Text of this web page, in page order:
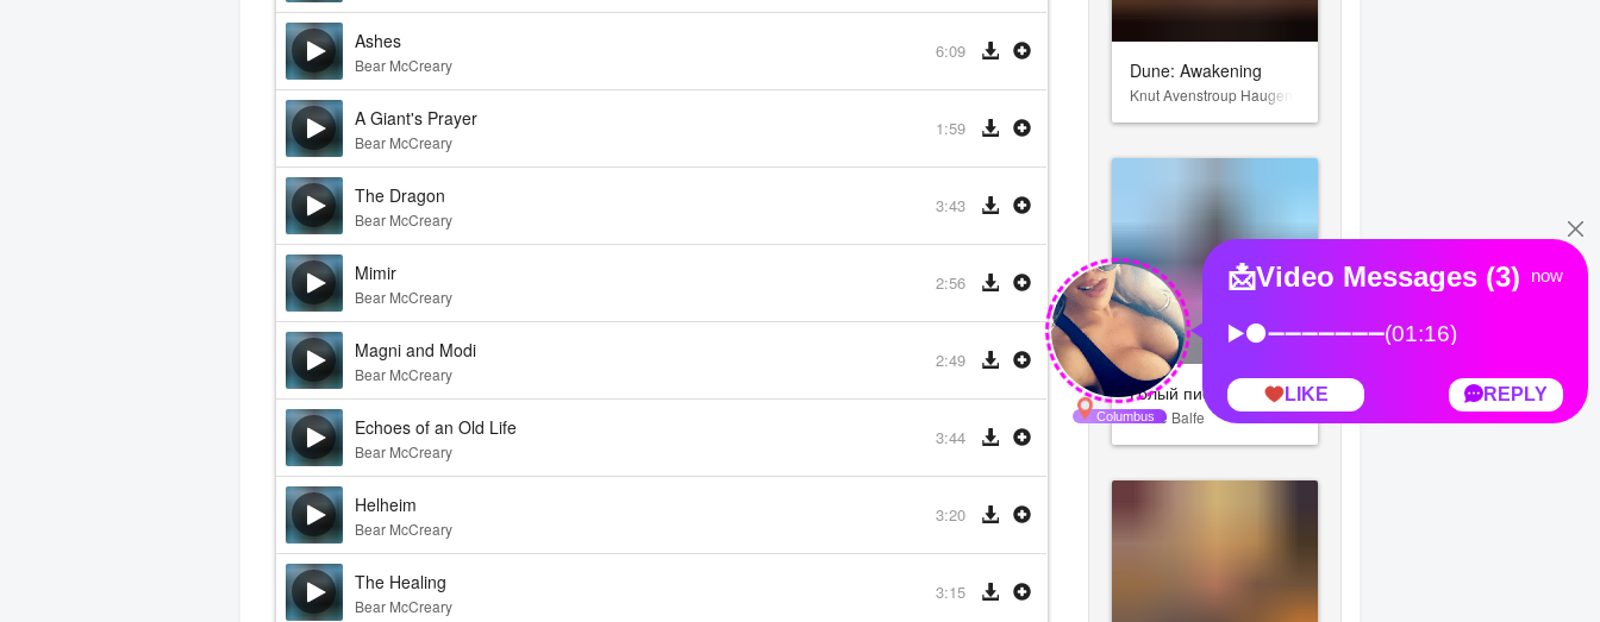
Ashes
Bear McCreary
6:09
A Giant's Prayer
Bear McCreary
1:59
The Dragon
Bear McCreary
3:43
Mimir
Bear McCreary
2:56
Magni and Modi
Bear McCreary
2:49
Echoes of an Old Life
Bear McCreary
3:44
Helheim
Bear McCreary
3:20
The Healing
Bear McCreary
3:15
Dune: Awakening
Knut Avenstroup Haugen
Голый пистолет
Lorne Balfe